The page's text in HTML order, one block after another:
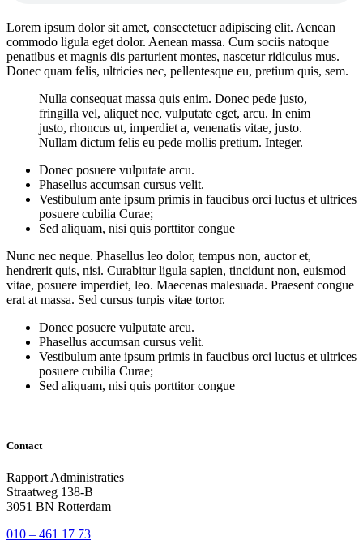
Lorem ipsum dolor sit amet, consectetuer adipiscing elit. Aenean
commodo ligula eget dolor. Aenean massa. Cum sociis natoque
penatibus et magnis dis parturient montes, nascetur ridiculus mus.
Donec quam felis, ultricies nec, pellentesque eu, pretium quis, sem.
Nulla consequat massa quis enim. Donec pede justo,
fringilla vel, aliquet nec, vulputate eget, arcu. In enim
justo, rhoncus ut, imperdiet a, venenatis vitae, justo.
Nullam dictum felis eu pede mollis pretium. Integer.
Donec posuere vulputate arcu.
Phasellus accumsan cursus velit.
Vestibulum ante ipsum primis in faucibus orci luctus et ultrices
posuere cubilia Curae;
Sed aliquam, nisi quis porttitor congue
Nunc nec neque. Phasellus leo dolor, tempus non, auctor et,
hendrerit quis, nisi. Curabitur ligula sapien, tincidunt non, euismod
vitae, posuere imperdiet, leo. Maecenas malesuada. Praesent congue
erat at massa. Sed cursus turpis vitae tortor.
Donec posuere vulputate arcu.
Phasellus accumsan cursus velit.
Vestibulum ante ipsum primis in faucibus orci luctus et ultrices
posuere cubilia Curae;
Sed aliquam, nisi quis porttitor congue
Contact
Rapport Administraties
Straatweg 138-B
3051 BN Rotterdam
010 – 461 17 73